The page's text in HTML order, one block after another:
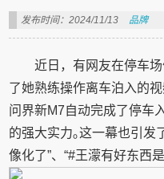
发布时间：2024/11/13 品牌
近日，有网友在停车
了她熟练操作离车泊入的
问界新M7自动完成了停车
的强大实力｡这一幕也引发
像化了”、“#王濛有好东西